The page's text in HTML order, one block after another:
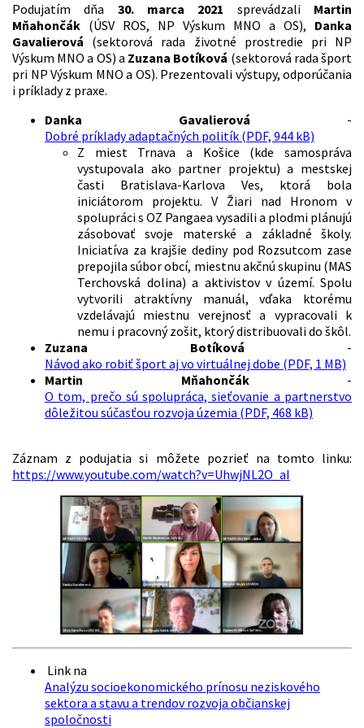
Podujatím dňa 30. marca 2021 sprevádzali Martin
Mňahončák (ÚSV ROS, NP Výskum MNO a OS), Danka
Gavalierová (sektorová rada životné prostredie pri NP
Výskum MNO a OS) a Zuzana Botíková (sektorová rada šport
pri NP Výskum MNO a OS). Prezentovali výstupy, odporúčania
i príklady z praxe.
Danka Gavalierová -
Dobré príklady adaptačných politík (PDF, 944 kB)
Z miest Trnava a Košice (kde samospráva
vystupovala ako partner projektu) a mestskej
časti Bratislava-Karlova Ves, ktorá bola
iniciátorom projektu. V Žiari nad Hronom v
spolupráci s OZ Pangaea vysadili a plodmi plánujú
zásobovať svoje materské a základné školy.
Iniciatíva za krajšie dediny pod Rozsutcom zase
prepojila súbor obcí, miestnu akčnú skupinu (MAS
Terchovská dolina) a aktivistov v území. Spolu
vytvorili atraktívny manuál, vďaka ktorému
vzdelávajú miestnu verejnosť a vypracovali k
nemu i pracovný zošit, ktorý distribuovali do škôl.
Zuzana Botíková -
Návod ako robiť šport aj vo virtuálnej dobe (PDF, 1 MB)
Martin Mňahončák-
O tom, prečo sú spolupráca, sieťovanie a partnerstvo
dôležitou súčasťou rozvoja územia (PDF, 468 kB)
Záznam z podujatia si môžete pozrieť na tomto linku:
https://www.youtube.com/watch?v=UhwjNL2O_aI
Link na
Analýzu socioekonomického prínosu neziskového
sektora a stavu a trendov rozvoja občianskej
spoločnosti